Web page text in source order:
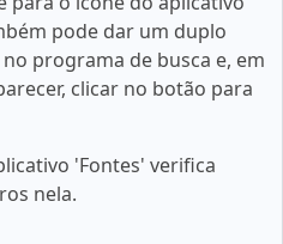
pode dar um duplo
programa de busca e, em
clicar no botão para
'Fontes' verifica
nela.